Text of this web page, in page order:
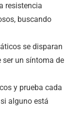
resistencia
buscando
se disparan
ser un síntoma de
y prueba cada
alguno está